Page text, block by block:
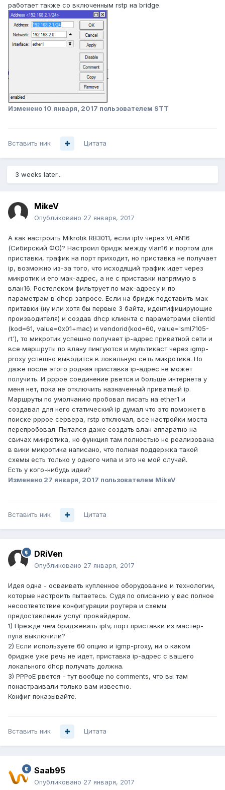
работает также со включенным rstp на bridge.
Изменено 10 января, 2017 пользователем STT
Вставить ник Цитата
3 weeks later...
MikeV
Опубликовано 27 января, 2017
А как настроить Mikrotik RB3011, если iptv через VLAN16
(Сибирский ФО)? Настроил бридж между vlan16 и портом для
приставки, трафик на порт приходит, но приставка не получает
ip, возможно из-за того, что исходящий трафик идет через
микротик и его мак-адрес, а не с приставки напрямую в
влан16. Ростелеком фильтрует по мак-адресу и по
параметрам в dhcp запросе. Если на бридж подставить мак
притавки (ну или хотя бы первые 3 байта, идентифицирующие
производителя) и создав dhcp клиента с параметрами clientid
(kod=61, value=0x01+mac) и vendorid(kod=60, value='sml7105-
rt'), то микротик успешно получает ip-адрес приватной сети и
все маршруты по влану пингуются и мультикаст через igmp-
proxy успешно выводится в локальную сеть микротика. Но
даже после этого родная приставка ip-адрес не может
получить. И pppoe соединение рвется и больше интернета у
меня нет, пока не отключить назначенный приватный ip.
Маршруты по умолчанию пробовал писать на ether1 и
создавал для него статический ip думал что это поможет в
поиске pppoe сервера, rstp отключал, все настройки моста
перепробовал. Пытался даже создать влан аппаратно на
свичах микротика, но функция там полностью не реализована
в вики микротика написано, что полная поддержка такой
схемы есть только у одного чипа и это не мой случай.
Есть у кого-нибудь идеи?
Изменено 27 января, 2017 пользователем MikeV
Вставить ник Цитата
DRiVen
Опубликовано 27 января, 2017
Идея одна - осваивать купленное оборудование и технологии,
которые настроить пытаетесь. Судя по описанию у вас полное
несоответствие конфигурации роутера и схемы
предоставления услуг провайдером.
1) Прежде чем бриджевать iptv, порт приставки из мастер-
пула выключили?
2) Если используете 60 опцию и igmp-proxy, ни о каком
бридже уже речь не идет, приставка ip-адрес с вашего
локального dhcp получать должна.
3) РРРоЕ рвется - тут вообще no comments, что вы там
понастраивали только вам известно.
Конфиг показывайте.
Вставить ник Цитата
Saab95
Опубликовано 27 января, 2017